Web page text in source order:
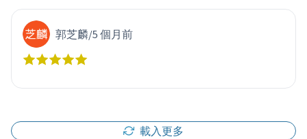
郭芝麟/5 個月前
載入更多